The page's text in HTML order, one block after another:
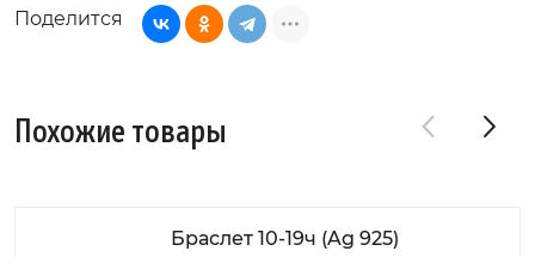
Поделится
Похожие товары
Браслет 10-19ч (Ag 925)